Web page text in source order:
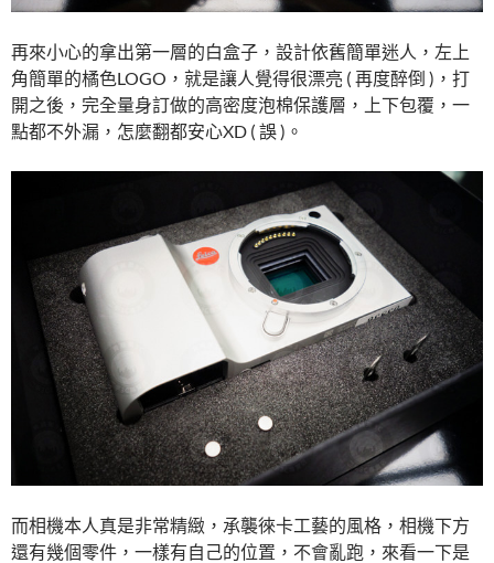
再來小心的拿出第一層的白盒子，設計依舊簡單迷人，左上
角簡單的橘色LOGO，就是讓人覺得很漂亮 ( 再度醉倒 )，打
開之後，完全量身訂做的高密度泡棉保護層，上下包覆，一
點都不外漏，怎麼翻都安心XD ( 誤 )。
而相機本人真是非常精緻，承襲徠卡工藝的風格，相機下方
還有幾個零件，一樣有自己的位置，不會亂跑，來看一下是